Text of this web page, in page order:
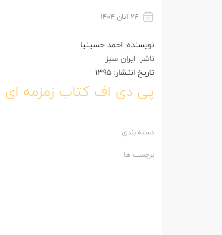
۲۴ آبان ۱۴۰۴
نویسنده: احمد حسینیا
ناشر: ایران سبز
تاریخ انتشار: 1395
پی دی اف کتاب زمزمه ای
دسته بندی:
برچسب ها: